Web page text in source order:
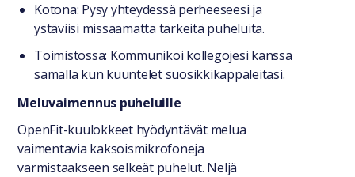
Kotona: Pysy yhteydessä perheeseesi ja
ystäviisi missaamatta tärkeitä puheluita.
Toimistossa: Kommunikoi kollegojesi kanssa
samalla kun kuuntelet suosikkikappaleitasi.
Meluvaimennus puheluille
OpenFit-kuulokkeet hyödyntävät melua
vaimentavia kaksoismikrofoneja
varmistaakseen selkeät puhelut. Neljä